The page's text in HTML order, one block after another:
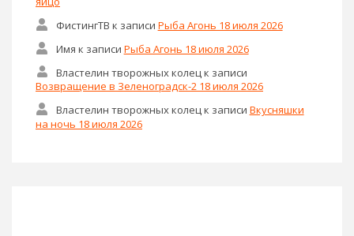
ФистингТВ к записи Рыба Агонь 18 июля 2026
Имя к записи Рыба Агонь 18 июля 2026
Властелин творожных колец к записи
Возвращение в Зеленоградск-2 18 июля 2026
Властелин творожных колецк записи Вкусняшки
на ночь 18 июля 2026